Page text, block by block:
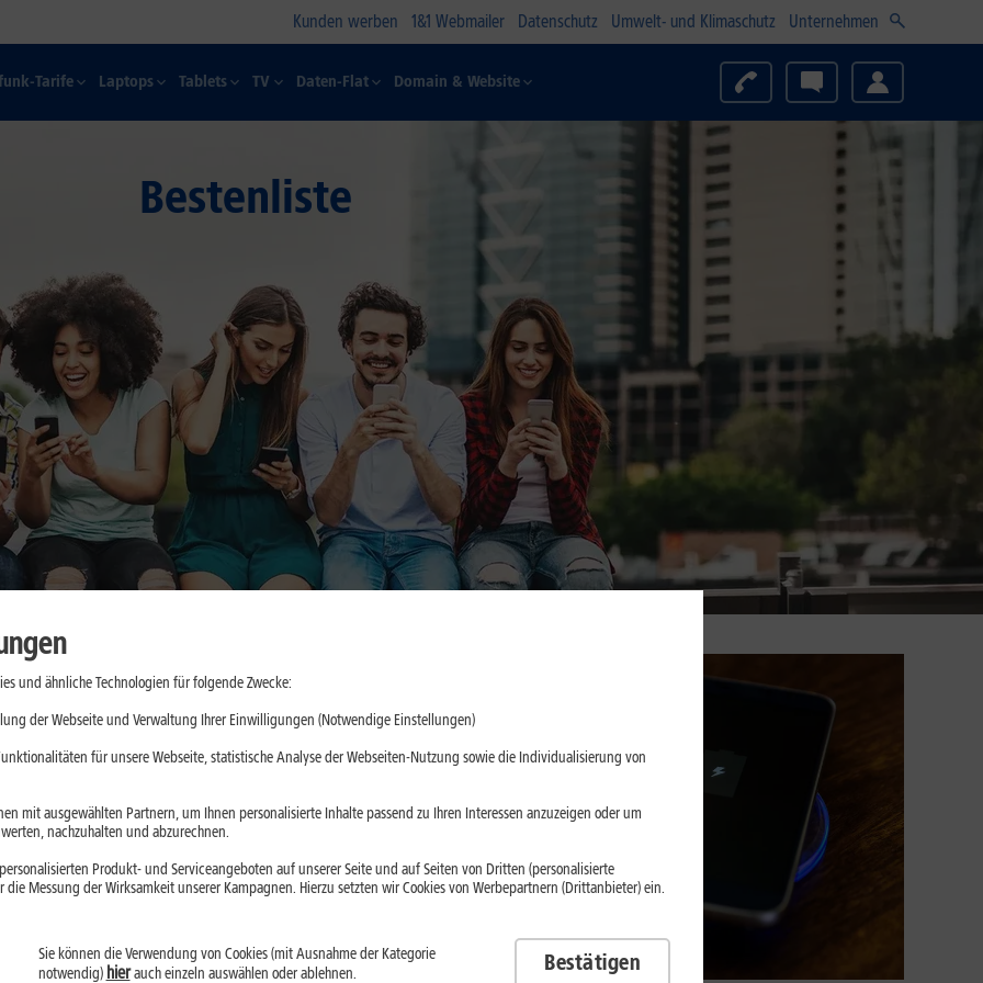
Kunden werben 1&1 Webmailer Datenschutz Umwelt- und Klimaschutz Unternehmen
Tarife Laptops Tablets TV Daten-Flat Domain & Website
Bestenliste
im Alltag
2026 gefragter
lange
und
und ähnliche Technologien für folgende Zwecke:
der Webseite und Verwaltung Ihrer Einwilligungen (Notwendige Einstellungen)
für unsere Webseite, statistische Analyse der Webseiten-Nutzung sowie die Individualisierung von
mit ausgewählten Partnern, um Ihnen personalisierte Inhalte passend zu Ihren Interessen anzuzeigen oder um
nachzuhalten und abzurechnen.
Produkt- und Serviceangeboten auf unserer Seite und auf Seiten von Dritten (personalisierte
Messung der Wirksamkeit unserer Kampagnen. Hierzu setzten wir Cookies von Werbepartnern (Drittanbieter) ein.
Sie können die Verwendung von Cookies (mit Ausnahme der Kategorie
notwendig) hierauch einzeln auswählen oder ablehnen. Bestätigen